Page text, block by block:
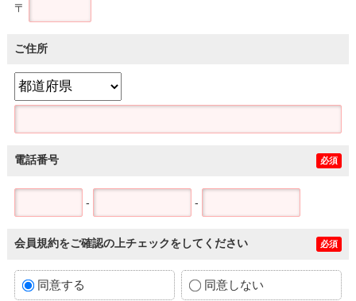
〒
ご住所
電話番号 必須
- -
会員規約をご確認の上チェックをしてください 必須
同意する 同意しない